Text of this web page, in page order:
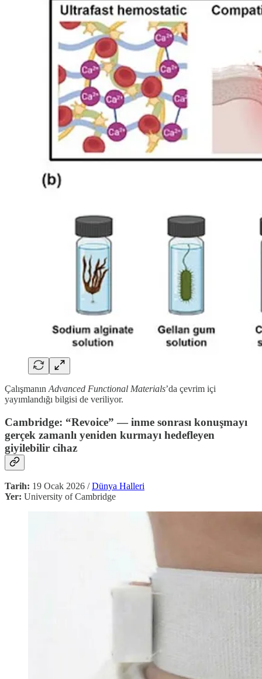
Çalışmanın Advanced Functional Materials’da çevrim içi
yayımlandığı bilgisi de veriliyor.
Cambridge: “Revoice” — inme sonrası konuşmayı
gerçek zamanlı yeniden kurmayı hedefleyen
giyilebilir cihaz
Tarih: 19 Ocak 2026 /Dünya Halleri
Yer: University of Cambridge